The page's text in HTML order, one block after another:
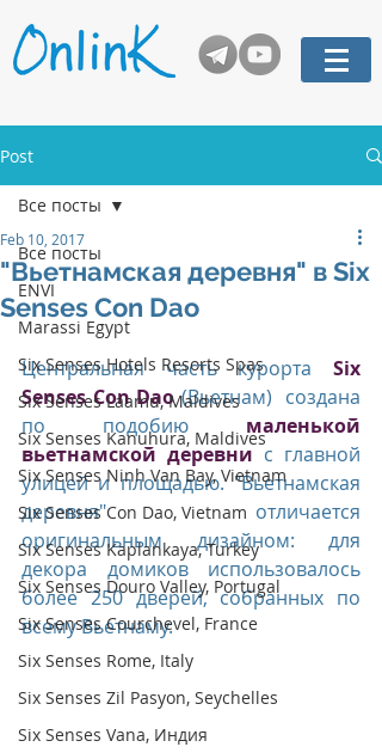
Post
Все посты
ENVI
Marassi Egypt
Six Senses Hotels Resorts Spas
Six Senses Laamu, Maldives
Six Senses Kanuhura, Maldives
Six Senses Ninh Van Bay, Vietnam
Six Senses Con Dao, Vietnam
Six Senses Kaplankaya, Turkey
Six Senses Douro Valley, Portugal
Six Senses Courchevel, France
Six Senses Rome, Italy
Six Senses Zil Pasyon, Seychelles
Six Senses Vana, Индия
Все посты
"Вьетнамская деревня" в Six
Senses Con Dao
Feb 10, 2017
Центральная часть курорта Six
Senses Con Dao (Вьетнам)  создана
по подобию маленькой
вьетнамской деревни с главной
улицей и площадью. "Вьетнамская
деревня" отличается
оригинальным дизайном: для
декора домиков использовалось
более 250 дверей, собранных по
всему Вьетнаму.